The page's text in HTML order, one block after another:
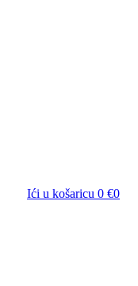
Ići u košaricu 0 €0